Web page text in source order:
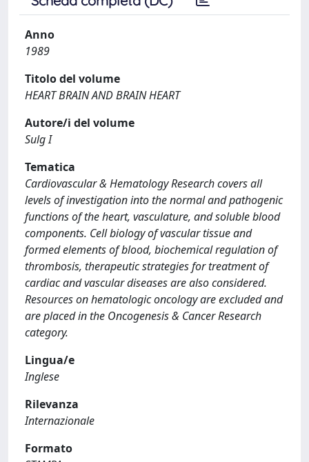
Anno
1989
Titolo del volume
HEART BRAIN AND BRAIN HEART
Autore/i del volume
Sulg I
Tematica
Cardiovascular & Hematology Research covers all
levels of investigation into the normal and pathogenic
functions of the heart, vasculature, and soluble blood
components. Cell biology of vascular tissue and
formed elements of blood, biochemical regulation of
thrombosis, therapeutic strategies for treatment of
cardiac and vascular diseases are also considered.
Resources on hematologic oncology are excluded and
are placed in the Oncogenesis & Cancer Research
category.
Lingua/e
Inglese
Rilevanza
Internazionale
Formato